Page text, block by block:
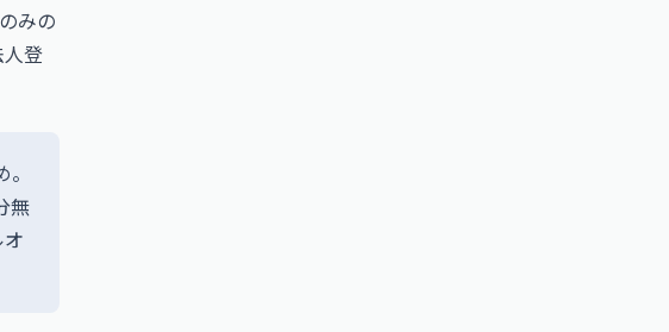
みの
登
無